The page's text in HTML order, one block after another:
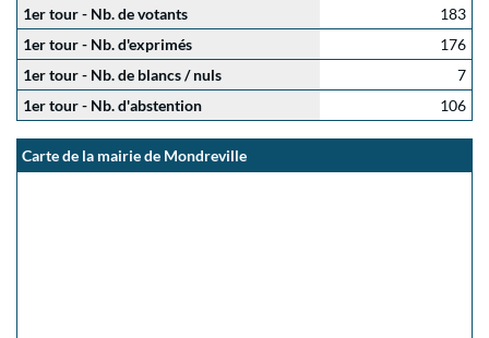
1er tour - Nb. de votants
183
1er tour - Nb. d'exprimés
176
1er tour - Nb. de blancs / nuls
7
1er tour - Nb. d'abstention
106
Carte de la mairie de Mondreville